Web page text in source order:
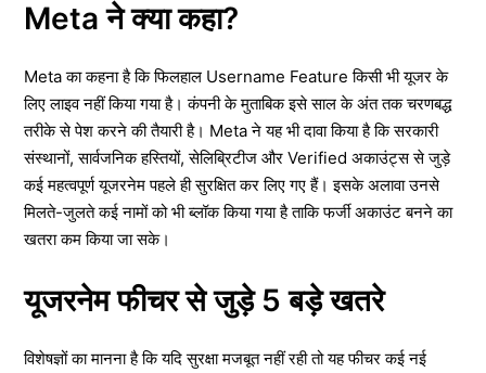
Meta ने क्या कहा?
Meta का कहना है कि फिलहाल Username Feature किसी भी यूजर के
लिए लाइव नहीं किया गया है। कंपनी के मुताबिक इसे साल के अंत तक चरणबद्ध
तरीके से पेश करने की तैयारी है। Meta ने यह भी दावा किया है कि सरकारी
संस्थानों, सार्वजनिक हस्तियों, सेलिब्रिटीज और Verified अकाउंट्स से जुड़े
कई महत्वपूर्ण यूजरनेम पहले ही सुरक्षित कर लिए गए हैं। इसके अलावा उनसे
मिलते-जुलते कई नामों को भी ब्लॉक किया गया है ताकि फर्जी अकाउंट बनने का
खतरा कम किया जा सके।
यूजरनेम फीचर से जुड़े 5 बड़े खतरे
विशेषज्ञों का मानना है कि यदि सुरक्षा मजबूत नहीं रही तो यह फीचर कई नई